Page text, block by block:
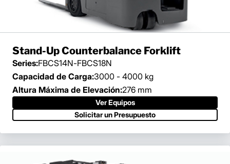
Stand-Up Counterbalance Forklift
Series:FBCS14N-FBCS18N
Capacidad de Carga:3000 - 4000 kg
Altura Máxima de Elevación:276 mm
Ver Equipos
Solicitar un Presupuesto